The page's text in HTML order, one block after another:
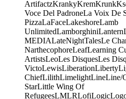
ArtifactzKrankyKremKrunk
Voce Del PadroneLa Voix De
PizzaLaFaceLakeshoreLamb
UnlimitedLamborghiniLantern
MEDIALateNightTalesLe
NarthecophoreLeafLearning
ArtistsLeoLes DisquesLes
VictoLewisLiberationLiberty
ChiefLilithLimelightLineLine/
StarLittle Wing Of
RefugeesLMLRLofiLogic